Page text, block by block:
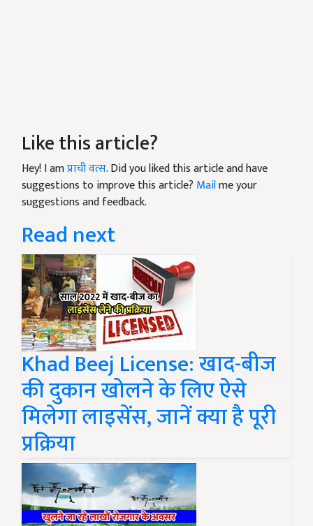
Like this article?
Hey! I amप्राची वत्स. Did you liked this article and have
suggestions to improve this article? Mailme your
suggestions and feedback.
Read next
Khad Beej License: खाद-बीज
की दुकान खोलने के लिए ऐसे
मिलेगा लाइसेंस, जानें क्या है पूरी
प्रक्रिया